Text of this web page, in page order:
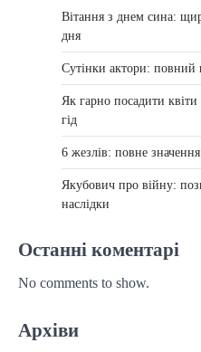
Вітання з днем сина:
дня
Сутінки актори: повний
Як гарно посадити
гід
6 жезлів: повне
Якубович про війну:
наслідки
Останні коментарі
No comments to show.
Архіви